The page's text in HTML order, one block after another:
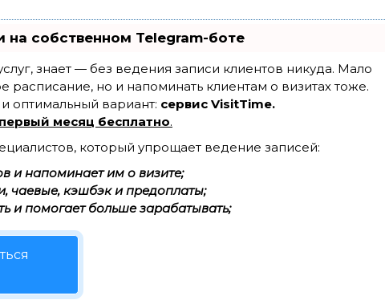
на собственном Telegram-боте
знает — без ведения записи клиентов никуда. Мало
расписание, но и напоминать клиентам о визитах тоже.
вариант: сервис VisitTime.
первый месяц бесплатно.
который упрощает ведение записей:
и напоминает им о визите;
чаевые, кэшбэк и предоплаты;
и помогает больше зарабатывать;